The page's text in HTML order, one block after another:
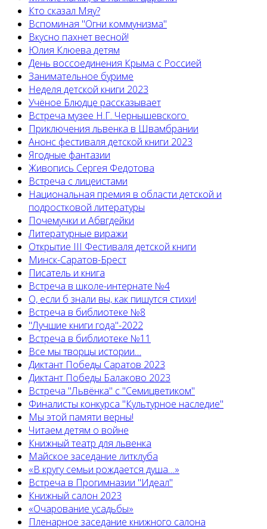
Кто сказал Мяу?
Вспоминая "Огни коммунизма"
Вкусно пахнет весной!
Юлия Клюева детям
День воссоединения Крыма с Россией
Занимательное буриме
Неделя детской книги 2023
Учёное Блюдце рассказывает
Встреча музее Н.Г. Чернышевского
Приключения львенка в Швамбрании
Анонс фестиваля детской книги 2023
Ягодные фантазии
Живопись Сергея Федотова
Встреча с лицеистами
Национальная премия в области детской и
подростковой литературы
Почемучки и Абвгдейки
Литературные виражи
Открытие III Фестиваля детской книги
Минск-Саратов-Брест
Писатель и книга
Встреча в школе-интернате №4
О, если б знали вы, как пишутся стихи!
Встреча в библиотеке №8
"Лучшие книги года"-2022
Встреча в библиотеке №11
Все мы творцы истории…
Диктант Победы Саратов 2023
Диктант Победы Балаково 2023
Встреча "Львёнка" с "Семицветиком"
Финалисты конкурса "Культурное наследие"
Мы этой памяти верны!
Читаем детям о войне
Книжный театр для львенка
Майское заседание литклуба
«В кругу семьи рождается душа…»
Встреча в Прогимназии "Идеал"
Книжный салон 2023
«Очарование усадьбы»
Пленарное заседание книжного салона